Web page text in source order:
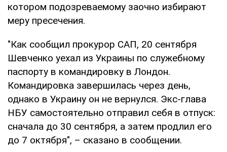
котором подозреваемому заочно избирают
меру пресечения.
"Как сообщил прокурор САП, 20 сентября
Шевченко уехал из Украины по служебному
паспорту в командировку в Лондон.
Командировка завершилась через день,
однако в Украину он не вернулся. Экс-глава
НБУ самостоятельно отправил себя в отпуск:
сначала до 30 сентября, а затем продлил его
до 7 октября", – сказано в сообщении.